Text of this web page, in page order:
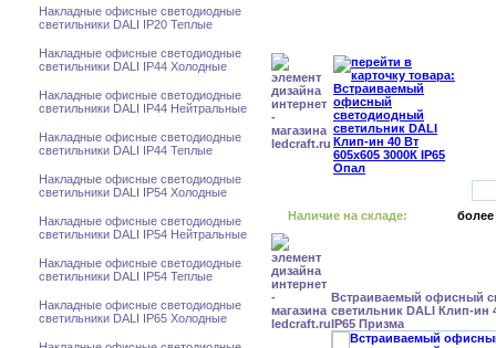
Накладные офисные светодиодные
светильники DALI IP20 Теплые
Накладные офисные светодиодные
светильники DALI IP44 Холодные
Накладные офисные светодиодные
светильники DALI IP44 Нейтральные
Накладные офисные светодиодные
светильники DALI IP44 Теплые
Накладные офисные светодиодные
светильники DALI IP54 Холодные
Накладные офисные светодиодные
светильники DALI IP54 Нейтральные
Накладные офисные светодиодные
светильники DALI IP54 Теплые
Накладные офисные светодиодные
светильники DALI IP65 Холодные
Наличие на складе: более
Встраиваемый офисный
светильник DALI Клип-ин
IP65 Призма